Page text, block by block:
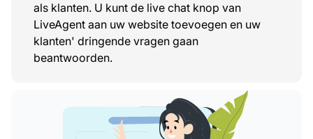
als klanten. U kunt de live chat knop van
LiveAgent aan uw website toevoegen en uw
klanten' dringende vragen gaan
beantwoorden.